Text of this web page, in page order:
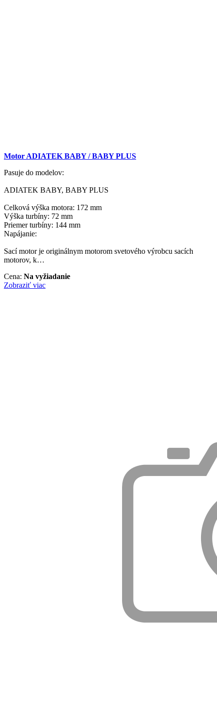
Motor ADIATEK BABY / BABY PLUS
Pasuje do modelov:
ADIATEK BABY, BABY PLUS
Celková výška motora: 172 mm
Výška turbíny: 72 mm
Priemer turbíny: 144 mm
Napájanie:
Sací motor je originálnym motorom svetového výrobcu sacích
motorov, k…
Cena: Na vyžiadanie
Zobraziť viac